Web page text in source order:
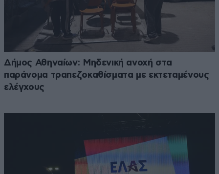
Δήμος Αθηναίων: Μηδενική ανοχή στα
παράνομα τραπεζοκαθίσματα με εκτεταμένους
ελέγχους